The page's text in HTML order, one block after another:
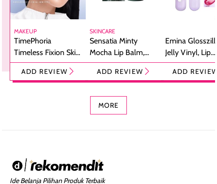
MAKEUP
TimePhoria
Timeless Fixion Skin
Tint Stick,
Foundation dan
ADD REVIEW
SKINCARE
Sensatia Minty
Mocha Lip Balm,
Pelembap Bibir
dengan Aroma
ADD REVIEW
Emina
Jelly Vinyl, Lip
Cream Glossy
Ringan
ADD
MORE
Ide Belanja Pilihan Produk Terbaik